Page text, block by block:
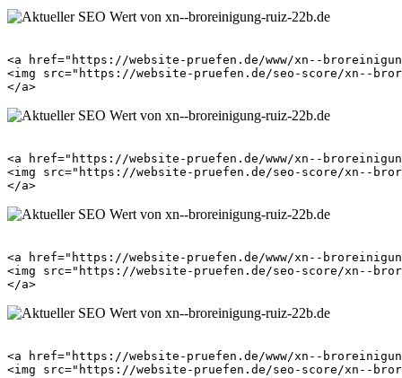
<a href="https://website-pruefen.de/www/xn--
<img src="https://website-pruefen.de/seo-score/xn--
<a href="https://website-pruefen.de/www/xn--
<img src="https://website-pruefen.de/seo-score/xn--
<a href="https://website-pruefen.de/www/xn--
<img src="https://website-pruefen.de/seo-score/xn--
<a href="https://website-pruefen.de/www/xn--
<img src="https://website-pruefen.de/seo-score/xn--